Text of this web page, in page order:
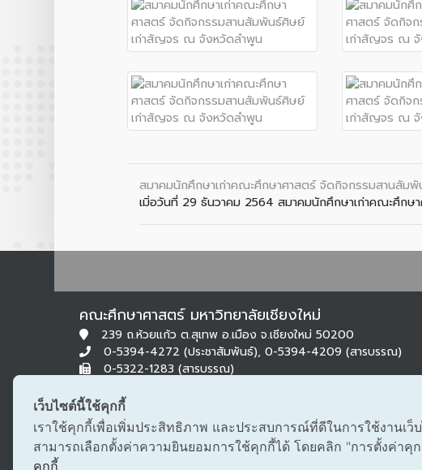
สมาคมนักศึกษาเก่าคณะศึกษาศาสตร์ จัดกิจกรรมสานสั
เมิ่อวันที่ 29 ธันวาคม 2564 สมาคมนักศึกษาเก่าคณะศึกษ
คณะศึกษาศาสตร์ มหาวิทยาลัยเชียงใหม่
239 ถ.ห้วยแก้ว ต.สุเทพ อ.เมือง จ.เชียงใหม่ 50200
0-5394-4272 (ประชาสัมพันธ์), 0-5394-4209 (สารบรรณ)
0-5322-1283 (สารบรรณ)
เว็บไซต์นี้ใช้คุกกี้
เราใช้คุกกี้เพื่อเพิ่มประสิทธิภาพ และประสบการณ์ที่ดีในการใช้งานเ
สามารถเลือกตั้งค่าความยินยอมการใช้คุกกี้ได้ โดยคลิก "การตั้งค่าคุ
คุกกี้